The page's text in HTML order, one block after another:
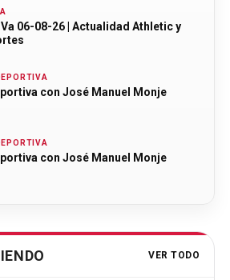
06-08-26 | Actualidad Athletic y
con José Manuel Monje
con José Manuel Monje
VER TODO